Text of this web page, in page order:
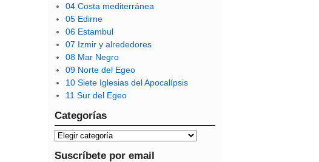
04 Costa mediterránea
05 Edirne
06 Estambul
07 Izmir y alrededores
08 Mar Negro
09 Norte del Egeo
10 Siete Iglesias del Apocalípsis
11 Sur del Egeo
Categorías
Suscríbete por email